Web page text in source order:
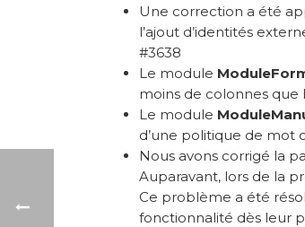
Une correction a été
l’ajout d’identités
#3638
Le module
moins de colonnes que
Le module
d’une politique de mot
Nous avons corrigé la
Auparavant, lors de la
Ce problème a été
fonctionnalité dès leur